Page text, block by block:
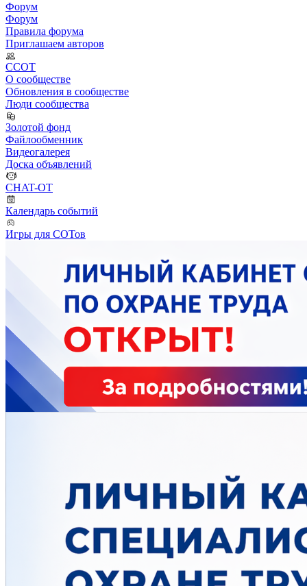
Форум
Форум
Правила форума
Приглашаем авторов
ССОТ
О сообществе
Обновления в сообществе
Люди сообщества
Золотой фонд
Файлообменник
Видеогалерея
Доска объявлений
CHAT-OT
Календарь событий
Игры для СОТов